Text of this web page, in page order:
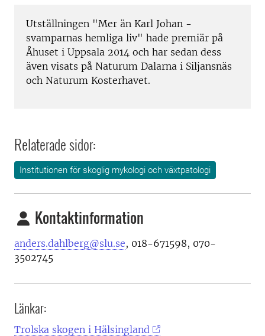
Utställningen "Mer än Karl Johan -
svamparnas hemliga liv" hade premiär på
Åhuset i Uppsala 2014 och har sedan dess
även visats på Naturum Dalarna i Siljansnäs
och Naturum Kosterhavet.
Relaterade sidor:
Institutionen för skoglig mykologi och växtpatologi
Kontaktinformation
anders.dahlberg@slu.se, 018-671598, 070-
3502745
Länkar:
Trolska skogen i Hälsingland